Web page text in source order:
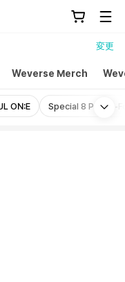
変更
Weverse Merch
ON:E Special 8 Photo-